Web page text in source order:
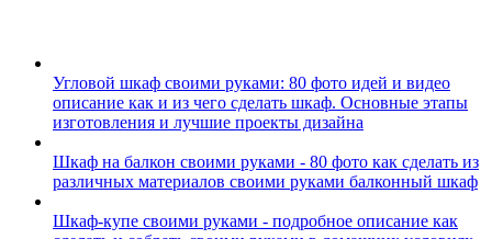
Угловой шкаф своими руками: 80 фото идей и видео
описание как и из чего сделать шкаф. Основные этапы
изготовления и лучшие проекты дизайна
Шкаф на балкон своими руками - 80 фото как сделать из
различных материалов своими руками балконный шкаф
Шкаф-купе своими руками - подробное описание как